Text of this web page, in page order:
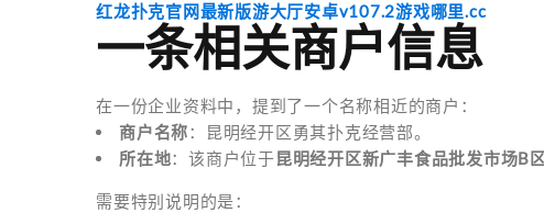
红龙扑克官网最新版游大厅安卓v107.2游戏哪里.cc
一条相关商户信息
在一份企业资料中，提到了一个名称相近的商户：
商户名称：昆明经开区勇其扑克经营部。
所在地：该商户位于昆明经开区新广丰食品批发市场B
需要特别说明的是：